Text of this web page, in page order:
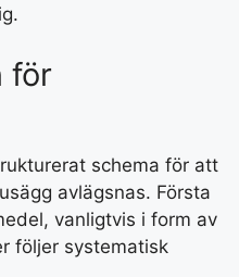
för
schema för att
avlägsnas. Första
vanligtvis i form av
följer systematisk